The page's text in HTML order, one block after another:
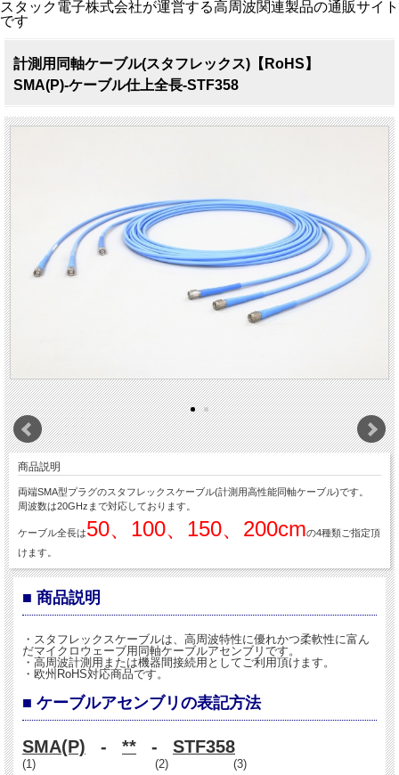
スタック電子株式会社が運営する高周波関連製品の通販サイト
です
計測用同軸ケーブル(スタフレックス)【RoHS】
SMA(P)-ケーブル仕上全長-STF358
商品説明
両端SMA型プラグのスタフレックスケーブル(計測用高性能同軸ケーブル)です。
周波数は20GHzまで対応しております。
ケーブル全長は50、100、150、200cmの4種類ご指定頂
けます。
■ 商品説明
・スタフレックスケーブルは、高周波特性に優れかつ柔軟性に富ん
だマイクロウェーブ用同軸ケーブルアセンブリです。
・高周波計測用または機器間接続用としてご利用頂けます。
・欧州RoHS対応商品です。
■ ケーブルアセンブリの表記方法
SMA(P) - ** - STF358
(1) (2) (3)